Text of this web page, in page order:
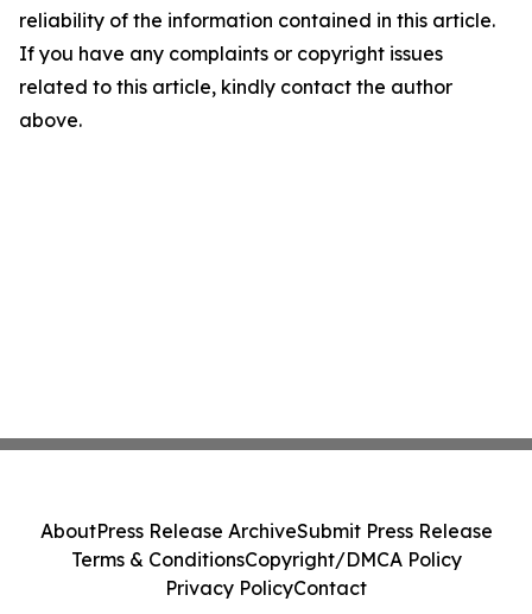
reliability of the information contained in this article.
If you have any complaints or copyright issues
related to this article, kindly contact the author
above.
AboutPress Release ArchiveSubmit Press Release
Terms & ConditionsCopyright/DMCA Policy
Privacy PolicyContact